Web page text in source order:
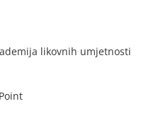
likovnih umjetnosti